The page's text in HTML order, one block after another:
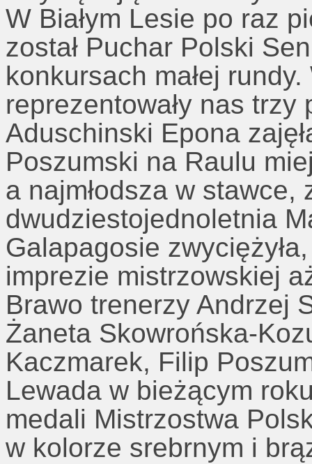
W Białym Lesie po raz
został Puchar Polski
konkursach małej
reprezentowały nas
Aduschinski Epona
Poszumski na Raulu
a najmłodsza w stawce,
dwudziestojednoletnia
Galapagosie
imprezie mistrzowskiej
Brawo trenerzy Andrzej
Żaneta Skowrońska-
Kaczmarek, Filip
Lewada w bieżącym
medali Mistrzostwa
w kolorze srebrnym i